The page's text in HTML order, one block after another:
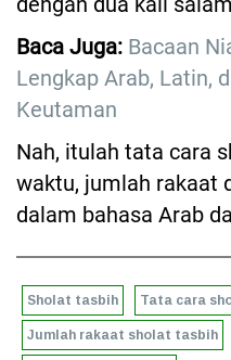
Baca Juga: Bacaan
Lengkap Arab, Latin,
Keutaman
Nah, itulah tata cara
waktu, jumlah rakaat
dalam bahasa Arab
Sholat tasbih Tata cara
Jumlah rakaat sholat tasbih